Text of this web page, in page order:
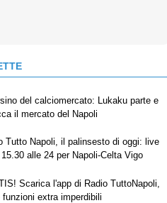
del calciomercato: Lukaku parte e
il mercato del Napoli
Tutto Napoli, il palinsesto di oggi: live
alle 24 per Napoli-Celta Vigo
Scarica l'app di Radio TuttoNapoli,
funzioni extra imperdibili